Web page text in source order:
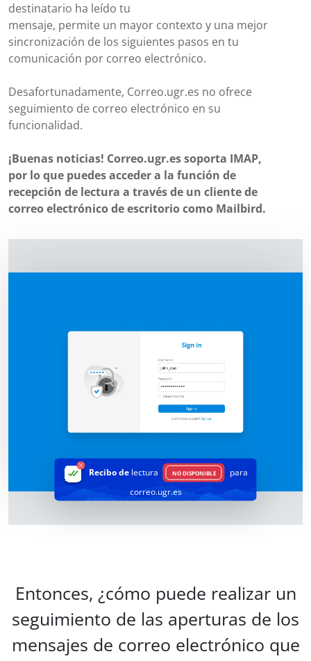
destinatario ha leído tu
mensaje, permite un mayor contexto y una mejor
sincronización de los siguientes pasos en tu
comunicación por correo electrónico.
Desafortunadamente, Correo.ugr.es no ofrece
seguimiento de correo electrónico en su
funcionalidad.
¡Buenas noticias! Correo.ugr.es soporta IMAP,
por lo que puedes acceder a la función de
recepción de lectura a través de un cliente de
correo electrónico de escritorio como Mailbird.
Recibo delectura NO DISPONIBLE
para
correo.ugr.es
Entonces, ¿cómo puede realizar un
seguimiento de las aperturas de los
mensajes de correo electrónico que